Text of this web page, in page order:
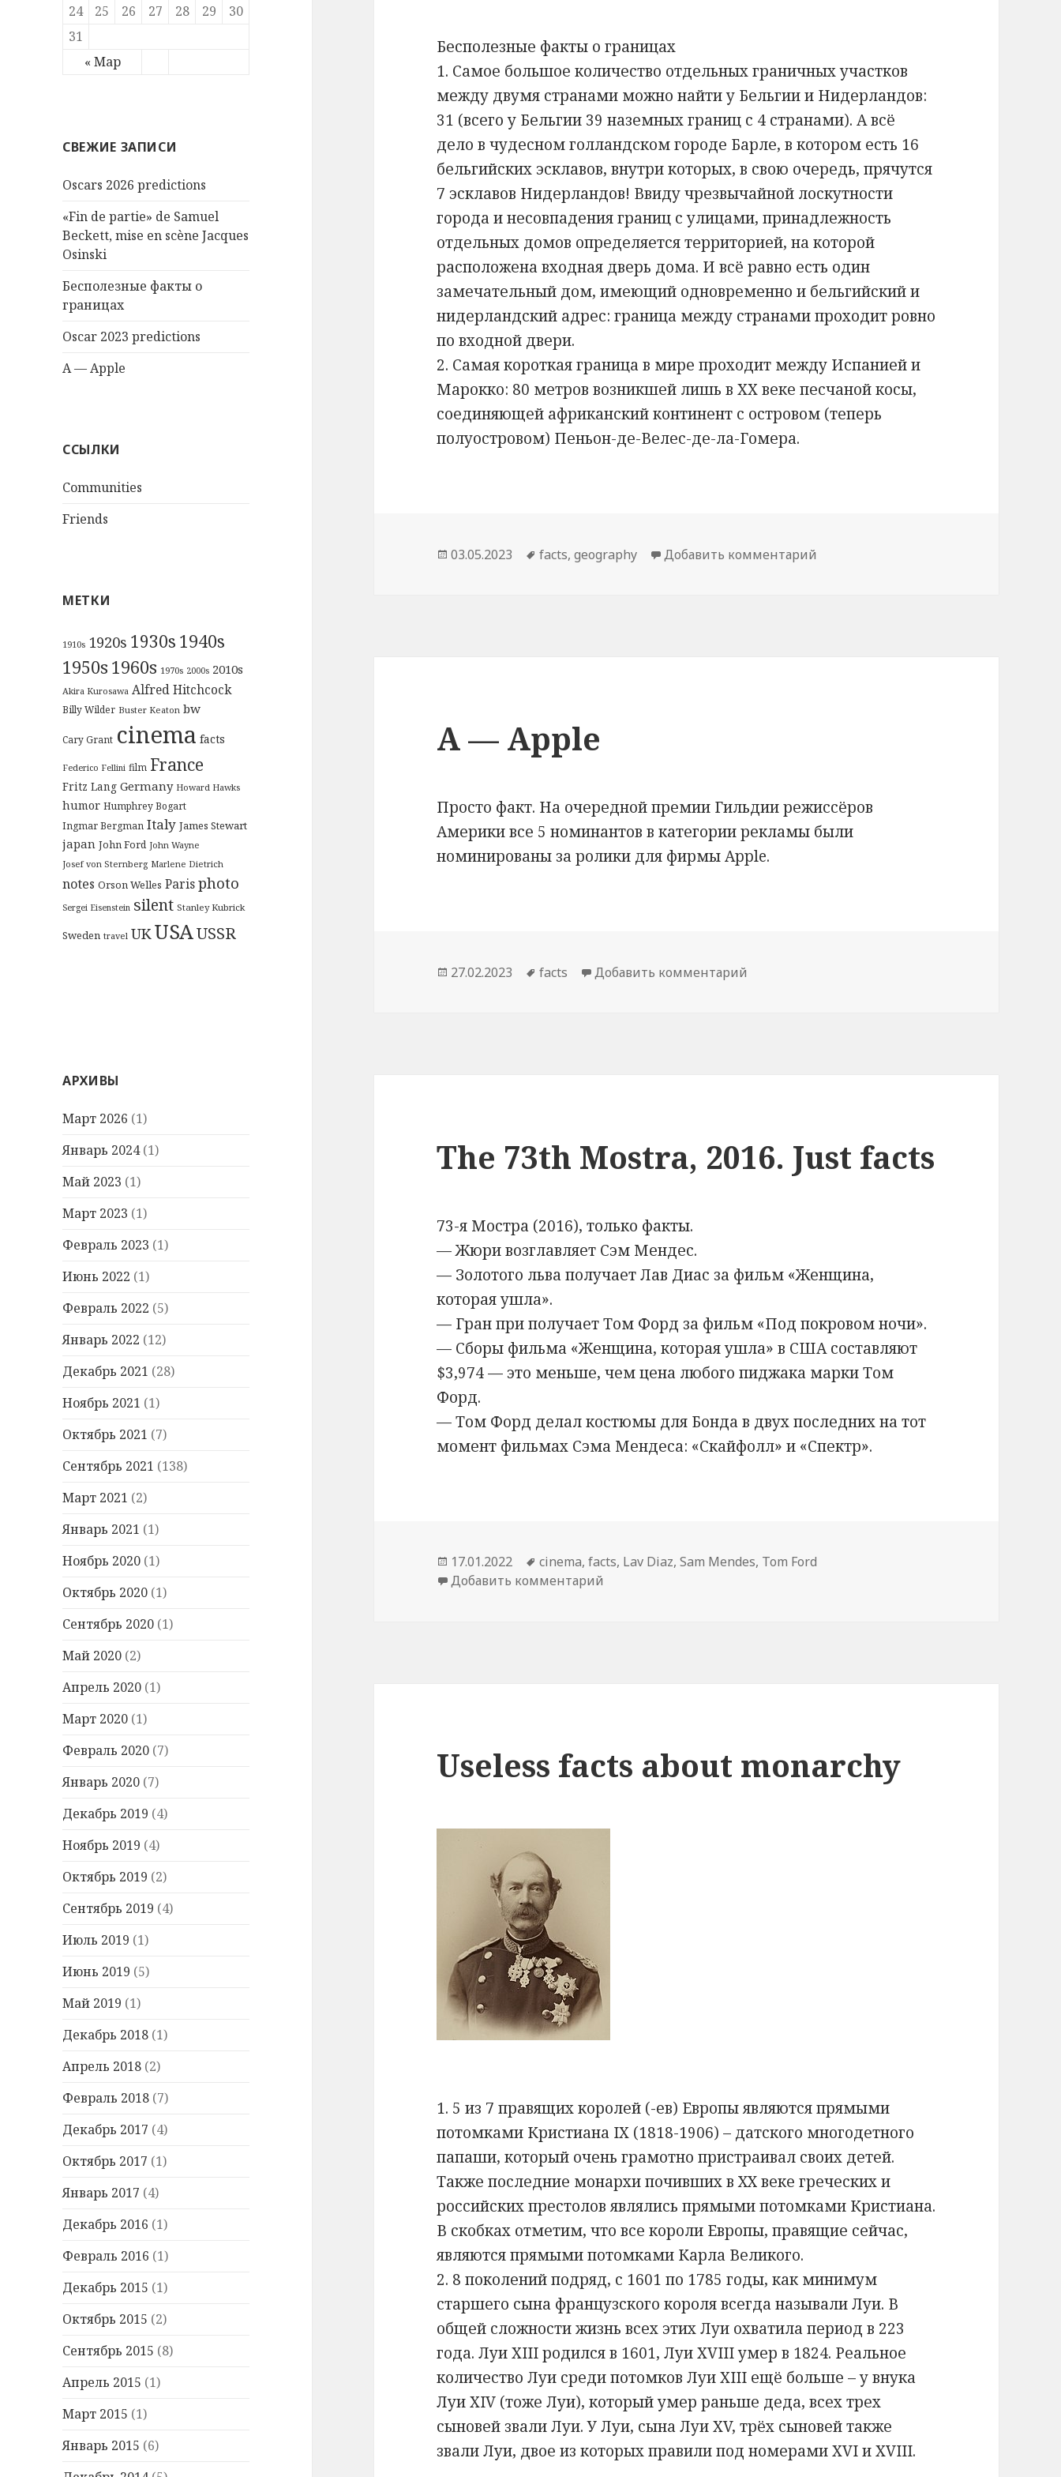
« Мар
24
25 26 27 28 29
30
31
СВЕЖИЕ ЗАПИСИ
Oscars 2026 predictions
«Fin de partie» de Samuel
Beckett, mise en scène Jacques
Osinski
Бесполезные факты о
границах
Oscar 2023 predictions
A — Apple
ССЫЛКИ
Communities
Friends
МЕТКИ
1910s 1920s 1930s 1940s
1950s 1960s 1970s 2000s 2010s
Akira Kurosawa Alfred Hitchcock
Billy Wilder Buster Keaton bw
Cary Grant cinema facts
Federico Fellini film France
Fritz Lang Germany Howard Hawks
humor Humphrey Bogart
Ingmar Bergman Italy James Stewart
japan John Ford John Wayne
Josef von Sternberg Marlene Dietrich
notes Orson Welles Parisphoto
Sergei Eisenstein silent Stanley Kubrick
Sweden travel UKUSAUSSR
АРХИВЫ
Март 2026 (1)
Январь 2024(1)
Май 2023 (1)
Март 2023 (1)
Февраль 2023 (1)
Июнь 2022 (1)
Февраль 2022 (5)
Январь 2022 (12)
Декабрь 2021 (28)
Ноябрь 2021 (1)
Октябрь 2021 (7)
Сентябрь 2021 (138)
Март 2021 (2)
Январь 2021 (1)
Ноябрь 2020 (1)
Октябрь 2020 (1)
Сентябрь 2020 (1)
Май 2020 (2)
Апрель 2020 (1)
Март 2020 (1)
Февраль 2020 (7)
Январь 2020 (7)
Декабрь 2019 (4)
Ноябрь 2019 (4)
Октябрь 2019 (2)
Сентябрь 2019 (4)
Июль 2019 (1)
Июнь 2019 (5)
Май 2019 (1)
Декабрь 2018 (1)
Апрель 2018 (2)
Февраль 2018 (7)
Декабрь 2017 (4)
Октябрь 2017 (1)
Январь 2017 (4)
Декабрь 2016 (1)
Февраль 2016 (1)
Декабрь 2015 (1)
Октябрь 2015 (2)
Сентябрь 2015 (8)
Апрель 2015 (1)
Март 2015 (1)
Январь 2015 (6)
Бесполезные факты о границах
1. Самое большое количество отдельных граничных участков
между двумя странами можно найти у Бельгии и Нидерландов:
31 (всего у Бельгии 39 наземных границ с 4 странами). А всё
дело в чудесном голландском городе Барле, в котором есть 16
бельгийских эсклавов, внутри которых, в свою очередь, прячутся
7 эсклавов Нидерландов! Ввиду чрезвычайной лоскутности
города и несовпадения границ с улицами, принадлежность
отдельных домов определяется территорией, на которой
расположена входная дверь дома. И всё равно есть один
замечательный дом, имеющий одновременно и бельгийский и
нидерландский адрес: граница между странами проходит ровно
по входной двери.
2. Самая короткая граница в мире проходит между Испанией и
Марокко: 80 метров возникшей лишь в XX веке песчаной косы,
соединяющей африканский континент с островом (теперь
полуостровом) Пеньон-де-Велес-де-ла-Гомера.
Опубликовано
03.05.2023 Метки
facts,geography Добавить комментарий
A — Apple
Просто факт. На очередной премии Гильдии режиссёров
Америки все 5 номинантов в категории рекламы были
номинированы за ролики для фирмы Apple.
Опубликовано
27.02.2023 Метки
facts Добавить комментарий
The 73th Mostra, 2016. Just facts
73-я Мостра (2016), только факты.
— Жюри возглавляет Сэм Мендес.
— Золотого льва получает Лав Диас за фильм «Женщина,
которая ушла».
— Гран при получает Том Форд за фильм «Под покровом ночи».
— Сборы фильма «Женщина, которая ушла» в США составляют
$3,974 — это меньше, чем цена любого пиджака марки Том
Форд.
— Том Форд делал костюмы для Бонда в двух последних на тот
момент фильмах Сэма Мендеса: «Скайфолл» и «Спектр».
Опубликовано
17.01.2022 Метки
cinema,facts, Lav Diaz,Sam Mendes, Tom Ford
Добавить комментарий
Useless facts about monarchy
1. 5 из 7 правящих королей (-ев) Европы являются прямыми
потомками Кристиана IX (1818-1906) – датского многодетного
папаши, который очень грамотно пристраивал своих детей.
Также последние монархи почивших в ХХ веке греческих и
российских престолов являлись прямыми потомками Кристиана.
В скобках отметим, что все короли Европы, правящие сейчас,
являются прямыми потомками Карла Великого.
2. 8 поколений подряд, с 1601 по 1785 годы, как минимум
старшего сына французского короля всегда называли Луи. В
общей сложности жизнь всех этих Луи охватила период в 223
года. Луи XIII родился в 1601, Луи XVIII умер в 1824. Реальное
количество Луи среди потомков Луи XIII ещё больше – у внука
Луи XIV (тоже Луи), который умер раньше деда, всех трех
сыновей звали Луи. У Луи, сына Луи XV, трёх сыновей также
звали Луи, двое из которых правили под номерами XVI и XVIII.